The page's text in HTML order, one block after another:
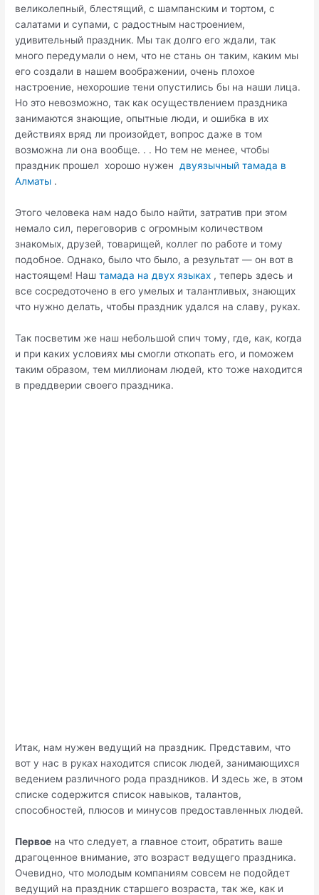
великолепный, блестящий, с шампанским и тортом, с
салатами и супами, с радостным настроением,
удивительный праздник. Мы так долго его ждали, так
много передумали о нем, что не стань он таким, каким мы
его создали в нашем воображении, очень плохое
настроение, нехорошие тени опустились бы на наши лица.
Но это невозможно, так как осуществлением праздника
занимаются знающие, опытные люди, и ошибка в их
действиях вряд ли произойдет, вопрос даже в том
возможна ли она вообще. . . Но тем не менее, чтобы
праздник прошел хорошо нужендвуязычный тамада в
Алматы .
Этого человека нам надо было найти, затратив при этом
немало сил, переговорив с огромным количеством
знакомых, друзей, товарищей, коллег по работе и тому
подобное. Однако, было что было, а результат — он вот в
настоящем! Наштамада на двух языках , теперь здесь и
все сосредоточено в его умелых и талантливых, знающих
что нужно делать, чтобы праздник удался на славу, руках.
Так посветим же наш небольшой спич тому, где, как, когда
и при каких условиях мы смогли откопать его, и поможем
таким образом, тем миллионам людей, кто тоже находится
в преддверии своего праздника.
Итак, нам нужен ведущий на праздник. Представим, что
вот у нас в руках находится список людей, занимающихся
ведением различного рода праздников. И здесь же, в этом
списке содержится список навыков, талантов,
способностей, плюсов и минусов предоставленных людей.
Первое на что следует, а главное стоит, обратить ваше
драгоценное внимание, это возраст ведущего праздника.
Очевидно, что молодым компаниям совсем не подойдет
ведущий на праздник старшего возраста, так же, как и